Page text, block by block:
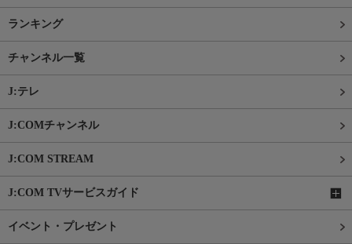
ランキング
チャンネル一覧
J:テレ
J:COMチャンネル
J:COM STREAM
J:COM TVサービスガイド
イベント・プレゼント